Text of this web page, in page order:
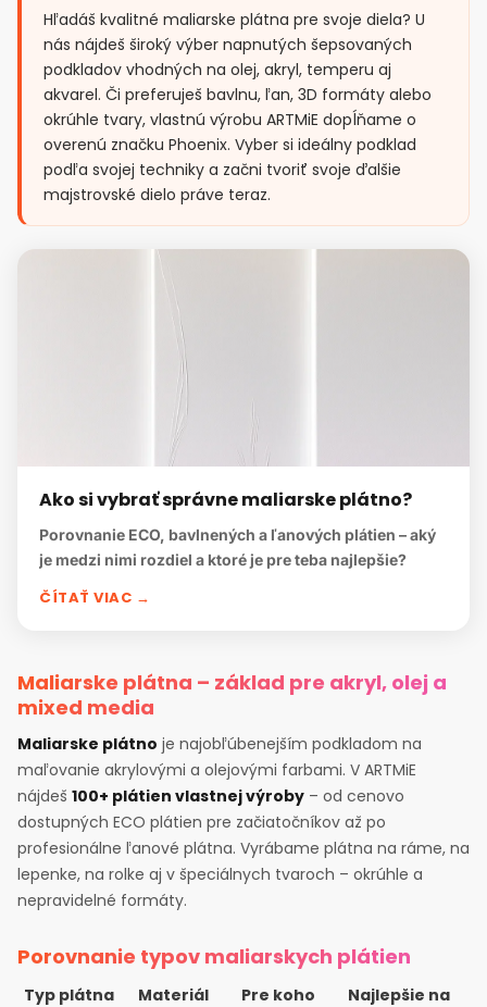
Hľadáš kvalitné maliarske plátna pre svoje diela? U
nás nájdeš široký výber napnutých šepsovaných
podkladov vhodných na olej, akryl, temperu aj
akvarel. Či preferuješ bavlnu, ľan, 3D formáty alebo
okrúhle tvary, vlastnú výrobu ARTMiE dopĺňame o
overenú značku Phoenix. Vyber si ideálny podklad
podľa svojej techniky a začni tvoriť svoje ďalšie
majstrovské dielo práve teraz.
Ako si vybrať správne maliarske plátno?
Porovnanie ECO, bavlnených a ľanových plátien – aký
je medzi nimi rozdiel a ktoré je pre teba najlepšie?
ČÍTAŤ VIAC →
Maliarske plátna – základ pre akryl, olej a
mixed media
Maliarske plátno je najobľúbenejším podkladom na
maľovanie akrylovými a olejovými farbami. V ARTMiE
nájdeš 100+ plátien vlastnej výroby – od cenovo
dostupných ECO plátien pre začiatočníkov až po
profesionálne ľanové plátna. Vyrábame plátna na ráme, na
lepenke, na rolke aj v špeciálnych tvaroch – okrúhle a
nepravidelné formáty.
Porovnanie typov maliarskych plátien
Typ plátna Materiál Pre koho
Najlepšie na